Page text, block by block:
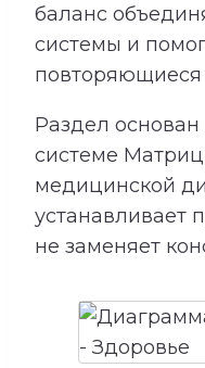
баланс
системы и
повторяющиеся
Раздел
системе
медицинской
устанавливает
не заменяет